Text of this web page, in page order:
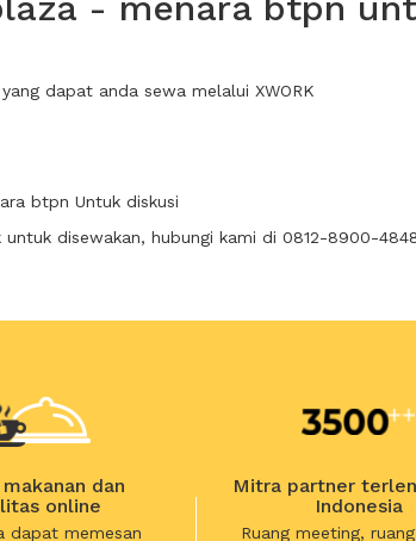
dapat anda sewa melalui XWORK
btpn Untuk diskusi
disewakan, hubungi kami di 0812-8900-
makanan dan
online
dapat memesan
Mitra partner
Indonesia
Ruang meeting,